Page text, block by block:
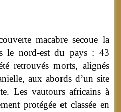
macabre secoue la
le nord-est du pays : 43
retrouvés morts, alignés
aux abords d’un site
Les vautours africains à
protégée et classée en